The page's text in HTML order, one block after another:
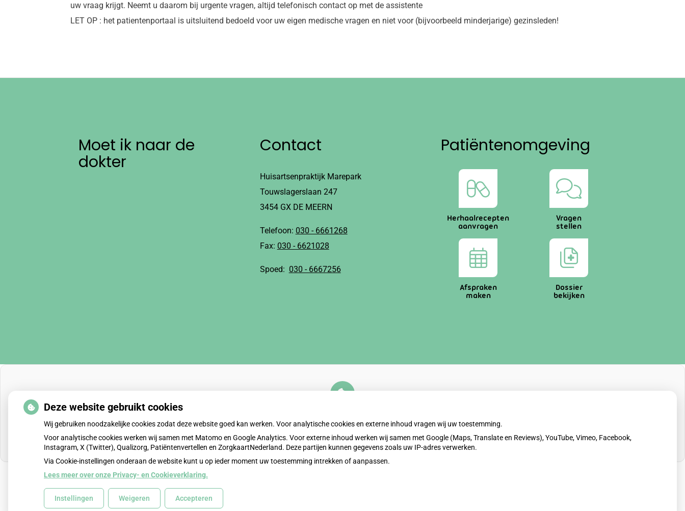
uw vraag krijgt. Neemt u daarom bij urgente vragen, altijd telefonisch contact op met de assistente
LET OP : het patientenportaal is uitsluitend bedoeld voor uw eigen medische vragen en niet voor (bijvoorbeeld minderjarige) gezinsleden!
Moet ik naar de
dokter
Contact
Huisartsenpraktijk Marepark
Touwslagerslaan 247
3454 GX DE MEERN
Telefoon: 030 - 6661268
Fax: 030 - 6621028
Spoed: 030 - 6667256
Patiëntenomgeving
Herhaalrecepten
aanvragen
Vragen
stellen
Afspraken
maken
Dossier
bekijken
externe inhoud
die nodig is om dit te zien.
Cookie-instellingen wijzigen
Uw Zorg Online|Beheer
Deze website gebruikt cookies
Wij gebruiken noodzakelijke cookies zodat deze website goed kan werken. Voor analytische cookies en externe inhoud vragen wij uw toestemming.
Voor analytische cookies werken wij samen met Matomo en Google Analytics. Voor externe inhoud werken wij samen met Google (Maps, Translate en Reviews), YouTube, Vimeo, Facebook,
Instagram, X (Twitter), Qualizorg, Patiëntenvertellen en ZorgkaartNederland. Deze partijen kunnen gegevens zoals uw IP-adres verwerken.
Via Cookie-instellingen onderaan de website kunt u op ieder moment uw toestemming intrekken of aanpassen.
Lees meer over onze Privacy- en Cookieverklaring.
Instellingen Weigeren Accepteren